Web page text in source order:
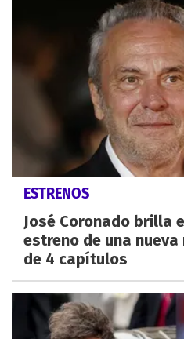
ESTRENOS
José Coronado brilla
estreno de una
de 4 capítulos